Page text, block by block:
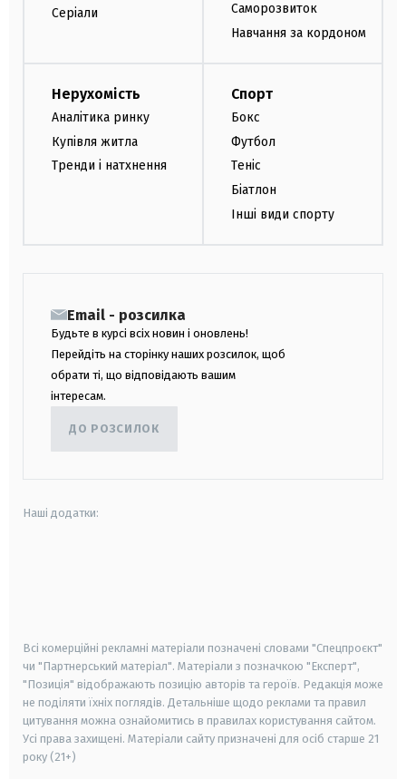
Серіали
Саморозвиток
Навчання за кордоном
Нерухомість
Аналітика ринку
Купівля житла
Тренди і натхнення
Спорт
Бокс
Футбол
Теніс
Біатлон
Інші види спорту
Email - розсилка
Будьте в курсі всіх новин і оновлень!
Перейдіть на сторінку наших розсилок, щоб
обрати ті, що відповідають вашим
інтересам.
ДО РОЗСИЛОК
Наші додатки:
Всі комерційні рекламні матеріали позначені словами "Спецпроєкт"
чи "Партнерський матеріал". Матеріали з позначкою "Експерт",
"Позиція" відображають позицію авторів та героїв. Редакція може
не поділяти їхніх поглядів. Детальніше щодо реклами та правил
цитування можна ознайомитись в правилах користування сайтом.
Усі права захищені. Матеріали сайту призначені для осіб старше 21
року (21+)